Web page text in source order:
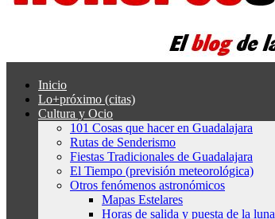
Inicio
Lo+próximo (citas)
Cultura y Ocio
101 Cosas que hacer en Guadalajara
Rutas de Senderismo
Fiestas Tradicionales de Guadalajara
El Tiempo (previsión meteorológica)
Otros fenómenos astronómicos
Mapas Estelares
Horas de salida y puesta de la luna